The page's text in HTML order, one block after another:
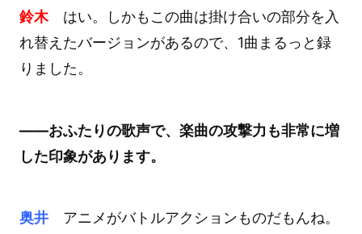
鈴木はい。しかもこの曲は掛け合いの部分を入
れ替えたバージョンがあるので、1曲まるっと録
りました。
――おふたりの歌声で、楽曲の攻撃力も非常に増
した印象があります。
奥井アニメがバトルアクションものだもんね。